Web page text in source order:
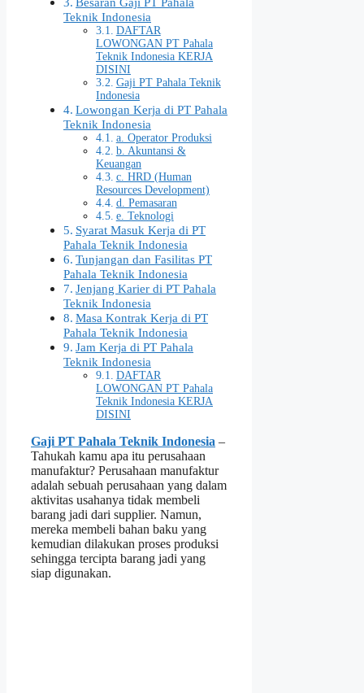
Teknik Indonesia
DAFTAR
LOWONGAN PT Pahala
Teknik Indonesia KERJA
DISINI
Gaji PT Pahala Teknik
Indonesia
Lowongan Kerja di PT Pahala
Teknik Indonesia
a. Operator Produksi
b. Akuntansi &
Keuangan
c. HRD (Human
Resources Development)
d. Pemasaran
e. Teknologi
Syarat Masuk Kerja di PT
Pahala Teknik Indonesia
Tunjangan dan Fasilitas PT
Pahala Teknik Indonesia
Jenjang Karier di PT Pahala
Teknik Indonesia
Masa Kontrak Kerja di PT
Pahala Teknik Indonesia
Jam Kerja di PT Pahala
Teknik Indonesia
DAFTAR
LOWONGAN PT Pahala
Teknik Indonesia KERJA
DISINI
Gaji PT Pahala Teknik Indonesia –
Tahukah kamu apa itu perusahaan
manufaktur? Perusahaan manufaktur
adalah sebuah perusahaan yang dalam
aktivitas usahanya tidak membeli
barang jadi dari supplier. Namun,
mereka membeli bahan baku yang
kemudian dilakukan proses produksi
sehingga tercipta barang jadi yang
siap digunakan.